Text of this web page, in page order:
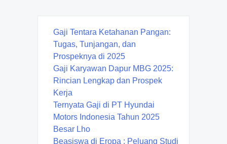
Gaji Tentara Ketahanan Pangan:
Tugas, Tunjangan, dan
Prospeknya di 2025
Gaji Karyawan Dapur MBG 2025:
Rincian Lengkap dan Prospek
Kerja
Ternyata Gaji di PT Hyundai
Motors Indonesia Tahun 2025
Besar Lho
Beasiswa di Eropa : Peluang Studi